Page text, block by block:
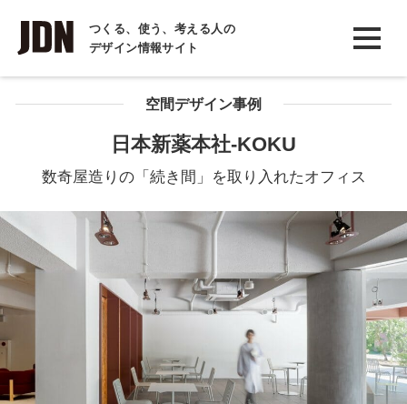
つくる、使う、考える人の
デザイン情報サイト
INTERVIEW
インタビュー
REPORT
COLUMN
空間デザイン事例
日本新薬本社-KOKU
数奇屋造りの「続き間」を取り入れたオフィス